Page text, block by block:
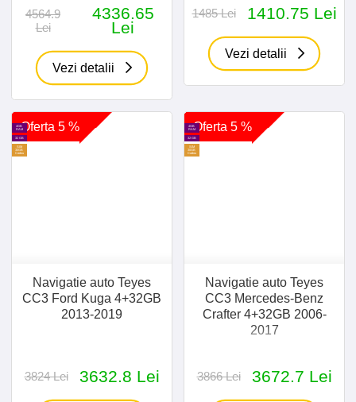
4564.9
Lei
4336.65
Lei
Vezi detalii
1485 Lei 1410.75 Lei
Vezi detalii
Oferta 5 %
4GB
RAM
32 GB
SIM
30GB
Cadou
Navigatie auto Teyes
CC3 Ford Kuga 4+32GB
2013-2019
3824 Lei 3632.8 Lei
Oferta 5 %
4GB
RAM
32 GB
SIM
30GB
Cadou
Navigatie auto Teyes
CC3 Mercedes-Benz
Crafter 4+32GB 2006-
2017
3866 Lei 3672.7 Lei